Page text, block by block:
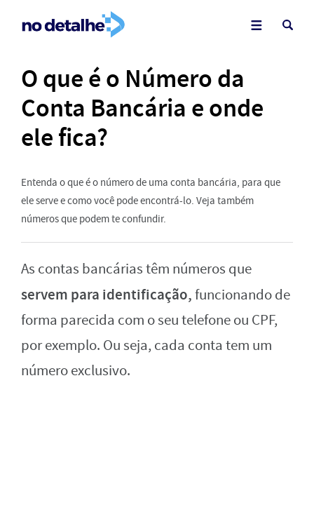
O que é o Número da
Conta Bancária e onde
ele fica?
Entenda o que é o número de uma conta bancária, para que
ele serve e como você pode encontrá-lo. Veja também
números que podem te confundir.
As contas bancárias têm números que
servem para identificação,funcionando de
forma parecida com o seu telefone ou CPF,
por exemplo. Ou seja, cada conta tem um
número exclusivo.